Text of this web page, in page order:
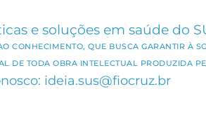
e soluções em saúde do
CONHECIMENTO, QUE BUSCA GARANTIR À
DE TODA OBRA INTELECTUAL PRODUZIDA
ideia.sus@fiocruz.br